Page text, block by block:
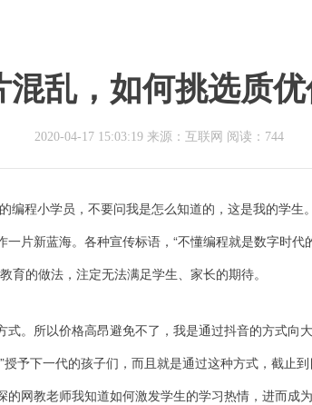
乱，如何挑选质
2020-04-17 15:03:19 来源：互联网 阅读：744
编程小学员，不要问我是怎么知道的，这是我的学生
片新蓝海。各种宣传标语，“不懂编程就是数字时代
的做法，注定无法满足学生、家长的期待。
。所以价格高昂避免不了，我是通过抖音的方式向
予下一代的孩子们，而且就是通过这种方式，截止
网教老师我知道如何激发学生的学习热情，进而成